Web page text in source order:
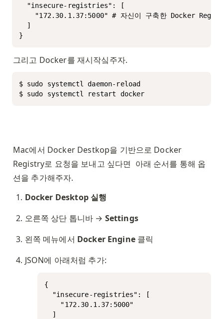
  "insecure-registries": [
"172.30.1.37:5000" # 자신이 구축한 Docker
  ]
}
그리고 Docker를 재시작싴주자.
$ sudo systemctl daemon-reload
$ sudo systemctl restart docker
Mac에서 Docker Destkop을 기반으로 Docker
Registry로 요청을 보내고 싶다면  아래 순서를 통해 옵
션을 추가해주자.
Docker Desktop 실행
오른쪽 상단 톱니바 → Settings
왼쪽 메뉴에서 Docker Engine 클릭
JSON에 아래처럼 추가:
{
  "insecure-registries": [
    "172.30.1.37:5000"
  ]